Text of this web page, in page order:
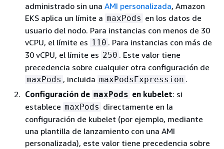
administrado sin una AMI personalizada, Amazon
EKS aplica un límite a maxPods en los datos de
usuario del nodo. Para instancias con menos de 30
vCPU, el límite es 110 . Para instancias con más de
30 vCPU, el límite es 250 . Este valor tiene
precedencia sobre cualquier otra configuración de
maxPods , incluida maxPodsExpression .
Configuración de maxPods en kubelet: si
establece maxPods directamente en la
configuración de kubelet (por ejemplo, mediante
una plantilla de lanzamiento con una AMI
personalizada), este valor tiene precedencia sobre